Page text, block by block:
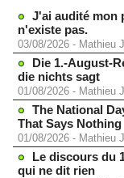
J'ai audité mon
n'existe pas.
03/08/2026 - Mathieu
Die 1.-August-
die nichts sagt
01/08/2026 - Mathieu
The National
That Says Nothing
01/08/2026 - Mathieu
Le discours du
qui ne dit rien